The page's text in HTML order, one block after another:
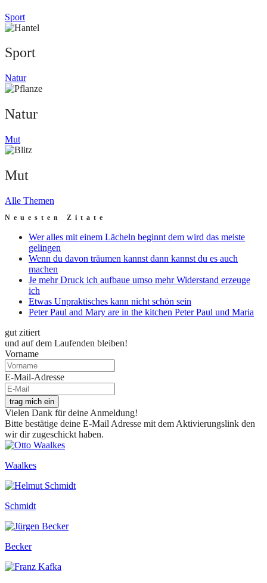
Sport
Sport
Natur
Natur
Mut
Mut
Alle Themen
Neuesten Zitate
Wer alles mit einem Lächeln beginnt dem wird das meiste
gelingen
Wenn du davon träumen kannst dann kannst du es auch
machen
Je mehr Druck ich aufbaue umso mehr Widerstand erzeuge
ich
Etwas Unpraktisches kann nicht schön sein
Peter Paul and Mary are in the kitchen Peter Paul und Maria
gut zitiert
und auf dem Laufenden bleiben!
Vorname
E-Mail-Adresse
trag mich ein
Vielen Dank für deine Anmeldung!
Bitte bestätige deine E-Mail Adresse mit dem Aktivierungslink den
wir dir zugeschickt haben.
Waalkes
Schmidt
Becker